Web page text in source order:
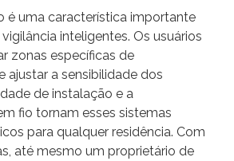
é uma característica importante
inteligentes. Os usuários
zonas específicas de
ajustar a sensibilidade dos
de instalação e a
fio tornam esses sistemas
para qualquer residência. Com
até mesmo um proprietário de